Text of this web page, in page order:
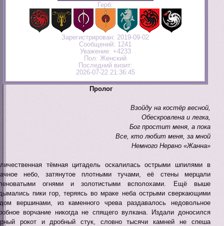
Герб:
Зарегистрирован: 2019-09-02
Сообщений: 1241
Уважение: +4233
Пол: Женский
Последний визит:
2026-07-22 21:36:45
Пролог
Взойду на костёр весной,
Обескровлена и легка,
Бог простит меня, а пока
Все, кто любит меня, за мной
Немного Нервно «Жанна»
тёмная цитадель оскалилась острыми шпилями в
небо, затянутое плотными тучами, её стены мерцали
огнями и золотистыми всполохами. Ещё выше
пики гор, теряясь во мраке неба острыми сверкающими
вершинами, из каменного чрева раздавалось недовольное
ворчание никогда не спящего вулкана. Издали доносился
рокот и дробный стук, словно тысячи камней не спеша